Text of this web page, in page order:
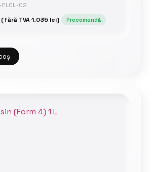
ELCL-02
(fără TVA1.035 lei) Precomandă